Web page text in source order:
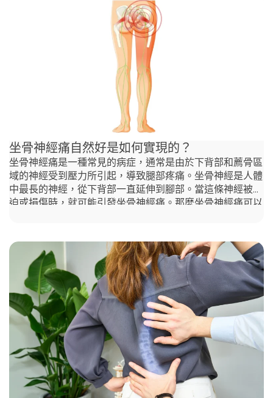
突出最可能發生在哪裡？ 椎間盤突出可以發生在脊椎的任
何部位，但最常見於下背部（腰椎）或頸部（頸椎）。這些
區域的椎間盤承受著更多的身體重量，因此更容易受傷。
椎間盤突出的主要原因是什麼？ 椎間盤突出主要與不良的
生活習慣有關。 椎間盤突出治療：最佳的治療方法是什
麼？ 椎間盤突出是指脊椎間的椎間盤受到損傷、突出，並
且有時會壓迫到附近的神經，繼而引發疼痛等症狀。幸運的
是，非侵入性的椎間盤突出治療方法能有效緩解相關症狀。
脊椎指壓治療（脊椎矯正）正逐漸成為一種受歡迎且有效的
選擇。除了脊椎調整外，脊醫還可以進行輔助療法，幫助加
速癒合過程： 椎間盤突出治療的脊椎指壓治療的好處
坐骨神經痛自然好是如何實現的？
坐骨神經痛是一種常見的病症，通常是由於下背部和薦骨區
域的神經受到壓力所引起，導致腿部疼痛。坐骨神經是人體
中最長的神經，從下背部一直延伸到腳部。當這條神經被壓
迫或損傷時，就可能引發坐骨神經痛。那麼坐骨神經痛可以
題的症狀。它指的是沿著坐骨神經傳遞的疼痛，這條神經從
下背部延伸，穿過臀部和臀肌，一直到腿部。當坐骨神經受
到像椎間盤突出（椎間盤突出症狀）、骨刺或脊椎狹窄（脊
椎管狹窄症）等因素壓迫或刺激時，就會引發坐骨神經痛。
可能引起坐骨神經痛的病狀包括： 儘管坐骨神經痛不是一
種疾病，但它可能非常疼痛，並且可能需要治療來解決症狀
及其潛在原因。 坐骨神經痛可以自然好嗎？ 在許多情況
下，坐骨神經痛自然好是可以實現的，尤其是當潛在原因較
暫時或輕微時。人體具有自我修復的能力，對於一些人來
說，疼痛可能會減輕或自行消失，無需醫療介入。原因如
下： 脊骨神經科治療對於坐骨神經痛有多有效？ 當您尋找
香港最佳脊醫